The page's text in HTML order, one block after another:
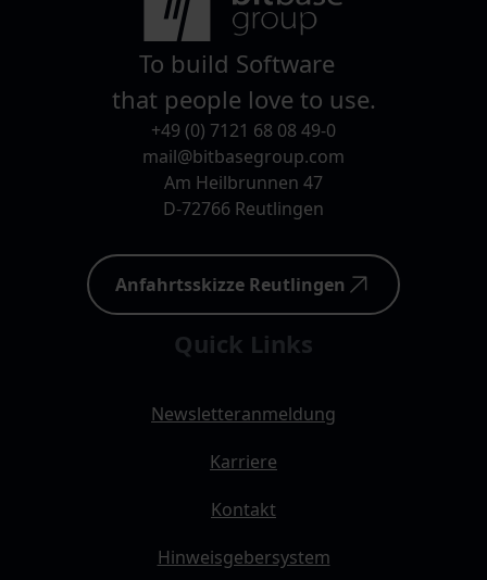
To build Software
that people love to use.
+49 (0) 7121 68 08 49-0
mail@bitbasegroup.com
Am Heilbrunnen 47
D-72766 Reutlingen
Anfahrtsskizze Reutlingen
Quick Links
Newsletteranmeldung
Karriere
Kontakt
Hinweisgebersystem